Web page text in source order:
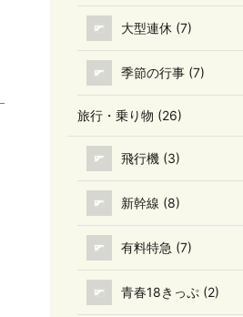
大型連休 (7)
季節の行事 (7)
旅行・乗り物 (26)
飛行機 (3)
新幹線 (8)
有料特急 (7)
青春18きっぷ (2)